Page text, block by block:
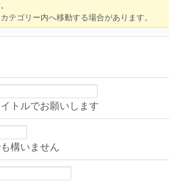
テゴリー内へ移動する場合があります。
トルでお願いします
構いません